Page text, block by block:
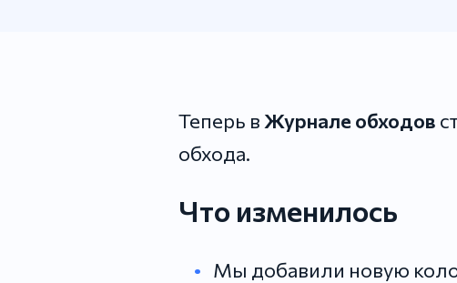
Теперь в Журнале обходов
обхода.
Что изменилось
Мы добавили новую